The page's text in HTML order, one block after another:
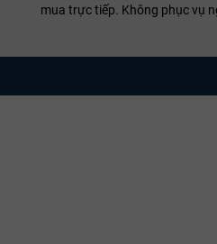
mua trực tiếp. Không phục vụ